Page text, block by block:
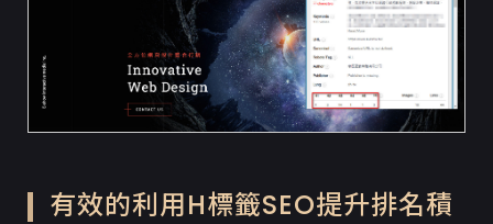
有效的利用H標籤SEO提升排名積